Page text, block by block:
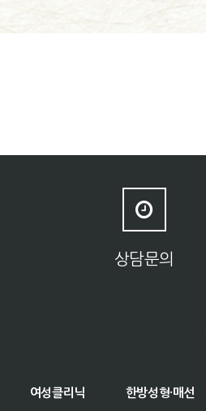
상담문의
여성클리닉 한방성형·매선